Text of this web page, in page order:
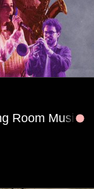
w/ LIVE